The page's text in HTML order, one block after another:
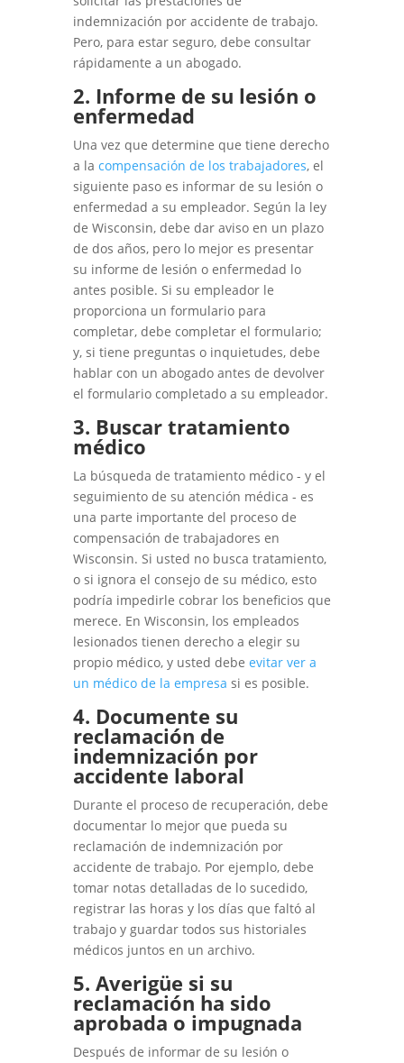
indemnización por accidente de trabajo.
Pero, para estar seguro, debe consultar
rápidamente a un abogado.
2. Informe de su lesión o
enfermedad
Una vez que determine que tiene derecho
a la compensación de los trabajadores, el
siguiente paso es informar de su lesión o
enfermedad a su empleador. Según la ley
de Wisconsin, debe dar aviso en un plazo
de dos años, pero lo mejor es presentar
su informe de lesión o enfermedad lo
antes posible. Si su empleador le
proporciona un formulario para
completar, debe completar el formulario;
y, si tiene preguntas o inquietudes, debe
hablar con un abogado antes de devolver
el formulario completado a su empleador.
3. Buscar tratamiento
médico
La búsqueda de tratamiento médico - y el
seguimiento de su atención médica - es
una parte importante del proceso de
compensación de trabajadores en
Wisconsin. Si usted no busca tratamiento,
o si ignora el consejo de su médico, esto
podría impedirle cobrar los beneficios que
merece. En Wisconsin, los empleados
lesionados tienen derecho a elegir su
propio médico, y usted debe evitar ver a
un médico de la empresa si es posible.
4. Documente su
reclamación de
indemnización por
accidente laboral
Durante el proceso de recuperación, debe
documentar lo mejor que pueda su
reclamación de indemnización por
accidente de trabajo. Por ejemplo, debe
tomar notas detalladas de lo sucedido,
registrar las horas y los días que faltó al
trabajo y guardar todos sus historiales
médicos juntos en un archivo.
5. Averigüe si su
reclamación ha sido
aprobada o impugnada
Después de informar de su lesión o